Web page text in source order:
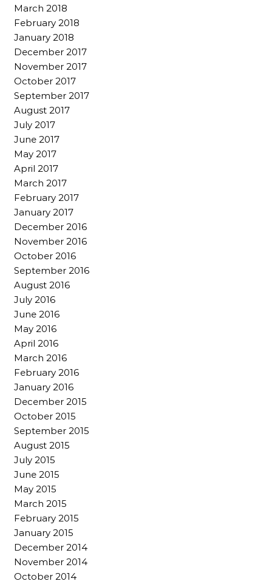
March 2018
February 2018
January 2018
December 2017
November 2017
October 2017
September 2017
August 2017
July 2017
June 2017
May 2017
April 2017
March 2017
February 2017
January 2017
December 2016
November 2016
October 2016
September 2016
August 2016
July 2016
June 2016
May 2016
April 2016
March 2016
February 2016
January 2016
December 2015
October 2015
September 2015
August 2015
July 2015
June 2015
May 2015
March 2015
February 2015
January 2015
December 2014
November 2014
October 2014